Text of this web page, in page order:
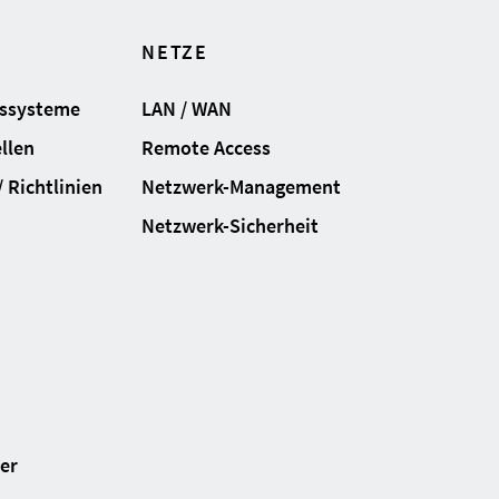
Richtlinien
NETZE
LAN / WAN
Remote Access
Netzwerk-Management
Netzwerk-Sicherheit